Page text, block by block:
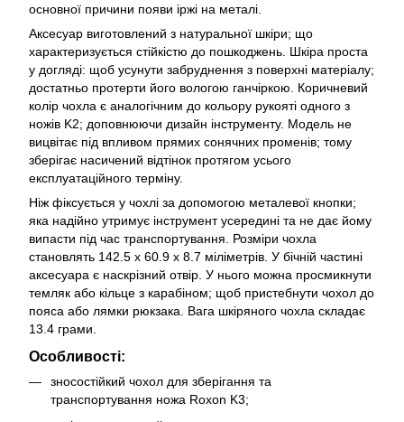
основної причини появи іржі на металі.
Аксесуар виготовлений з натуральної шкіри; що
характеризується стійкістю до пошкоджень. Шкіра проста
у догляді: щоб усунути забруднення з поверхні матеріалу;
достатньо протерти його вологою ганчіркою. Коричневий
колір чохла є аналогічним до кольору рукояті одного з
ножів K2; доповнюючи дизайн інструменту. Модель не
вицвітає під впливом прямих сонячних променів; тому
зберігає насичений відтінок протягом усього
експлуатаційного терміну.
Ніж фіксується у чохлі за допомогою металевої кнопки;
яка надійно утримує інструмент усередині та не дає йому
випасти під час транспортування. Розміри чохла
становлять 142.5 х 60.9 х 8.7 міліметрів. У бічній частині
аксесуара є наскрізний отвір. У нього можна просмикнути
темляк або кільце з карабіном; щоб пристебнути чохол до
пояса або лямки рюкзака. Вага шкіряного чохла складає
13.4 грами.
Особливості:
зносостійкий чохол для зберігання та
транспортування ножа Roxon K3;